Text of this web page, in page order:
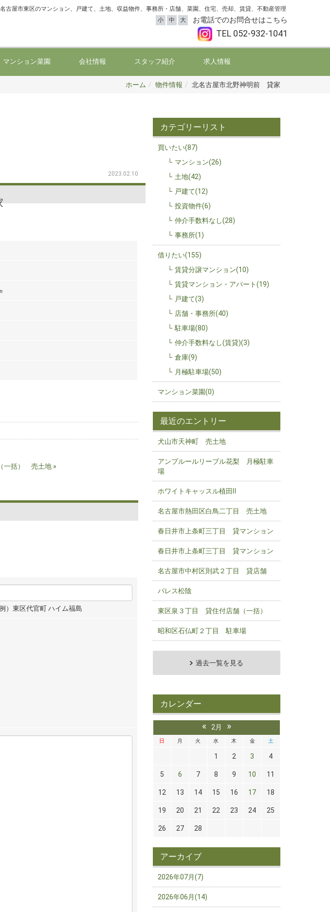
名古屋市東区のマンション、戸建て、土地、収益物件、事務所・店舗、菜園、住宅、売却、賃貸、不動産管理
お電話でのお問合せはこちら
TEL 052-932-1041
小 中 大
マンション菜園 会社情報 スタッフ紹介 求人情報
ホーム 物件情報 北名古屋市北野神明前 貸家
2023.02.10
一括） 売土地»
）東区代官町 ハイム福島
カテゴリーリスト
買いたい(87)
マンション(26)
土地(42)
戸建て(12)
投資物件(6)
仲介手数料なし(28)
事務所(1)
借りたい(155)
賃貸分譲マンション(10)
賃貸マンション・アパート(19)
戸建て(3)
店舗・事務所(40)
駐車場(80)
仲介手数料なし(賃貸)(3)
倉庫(9)
月極駐車場(50)
マンション菜園(0)
最近のエントリー
犬山市天神町 売土地
アンプルールリーブル花梨 月極駐車
場
ホワイトキャッスル植田Ⅱ
名古屋市熱田区白鳥二丁目 売土地
春日井市上条町三丁目 貸マンション
春日井市上条町三丁目 貸マンション
名古屋市中村区則武２丁目 貸店舗
パレス松陰
東区泉３丁目 貸住付店舗（一括）
昭和区石仏町２丁目 駐車場
過去一覧を見る
カレンダー
« 2月 »
日 月 火 水 木 金 土
1 2 3 4
5 6 7 8 9 10 11
12 13 14 15 16 17 18
19 20 21 22 23 24 25
26 27 28
アーカイブ
2026年07月(7)
2026年06月(14)